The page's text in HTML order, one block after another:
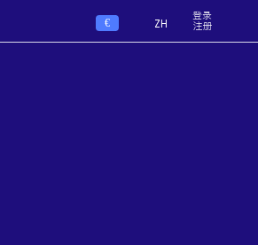
€ ZH
登录
注册